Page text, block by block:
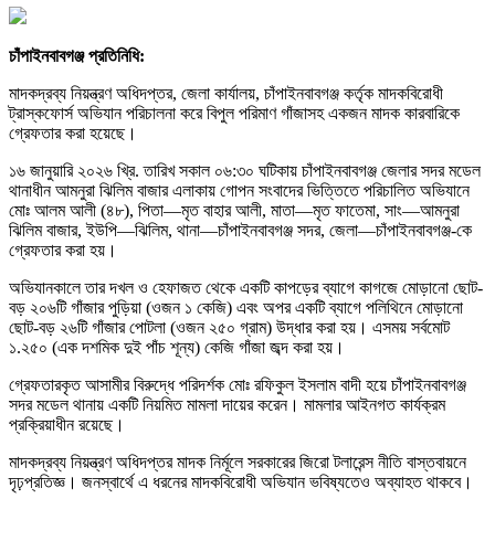
চাঁপাইনবাবগঞ্জ প্রতিনিধি:
মাদকদ্রব্য নিয়ন্ত্রণ অধিদপ্তর, জেলা কার্যালয়, চাঁপাইনবাবগঞ্জ কর্তৃক মাদকবিরোধী
ট্রাস্কফোর্স অভিযান পরিচালনা করে বিপুল পরিমাণ গাঁজাসহ একজন মাদক কারবারিকে
গ্রেফতার করা হয়েছে।
১৬ জানুয়ারি ২০২৬ খ্রি. তারিখ সকাল ০৬:৩০ ঘটিকায় চাঁপাইনবাবগঞ্জ জেলার সদর মডেল
থানাধীন আমনুরা ঝিলিম বাজার এলাকায় গোপন সংবাদের ভিত্তিতে পরিচালিত অভিযানে
মোঃ আলম আলী (৪৮), পিতা—মৃত বাহার আলী, মাতা—মৃত ফাতেমা, সাং—আমনুরা
ঝিলিম বাজার, ইউপি—ঝিলিম, থানা—চাঁপাইনবাবগঞ্জ সদর, জেলা—চাঁপাইনবাবগঞ্জ-কে
গ্রেফতার করা হয়।
অভিযানকালে তার দখল ও হেফাজত থেকে একটি কাপড়ের ব্যাগে কাগজে মোড়ানো ছোট-
বড় ২০৬টি গাঁজার পুড়িয়া (ওজন ১ কেজি) এবং অপর একটি ব্যাগে পলিথিনে মোড়ানো
ছোট-বড় ২৬টি গাঁজার পোটলা (ওজন ২৫০ গ্রাম) উদ্ধার করা হয়। এসময় সর্বমোট
১.২৫০ (এক দশমিক দুই পাঁচ শূন্য) কেজি গাঁজা জব্দ করা হয়।
গ্রেফতারকৃত আসামীর বিরুদ্ধে পরিদর্শক মোঃ রফিকুল ইসলাম বাদী হয়ে চাঁপাইনবাবগঞ্জ
সদর মডেল থানায় একটি নিয়মিত মামলা দায়ের করেন। মামলার আইনগত কার্যক্রম
প্রক্রিয়াধীন রয়েছে।
মাদকদ্রব্য নিয়ন্ত্রণ অধিদপ্তর মাদক নির্মূলে সরকারের জিরো টলারেন্স নীতি বাস্তবায়নে
দৃঢ়প্রতিজ্ঞ। জনস্বার্থে এ ধরনের মাদকবিরোধী অভিযান ভবিষ্যতেও অব্যাহত থাকবে।